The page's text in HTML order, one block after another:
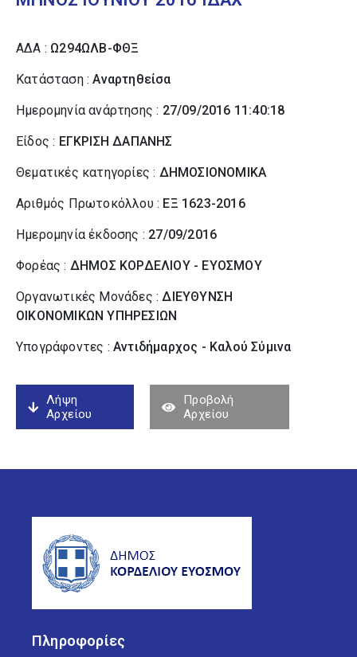
ΑΔΑ : Ω294ΩΛΒ-ΦΘΞ
Κατάσταση :Αναρτηθείσα
Ημερομηνία ανάρτησης : 27/09/2016 11:40:18
Είδος : ΕΓΚΡΙΣΗ ΔΑΠΑΝΗΣ
Θεματικές κατηγορίες : ΔΗΜΟΣΙΟΝΟΜΙΚΑ
Αριθμός Πρωτοκόλλου : ΕΞ 1623-2016
Ημερομηνία έκδοσης : 27/09/2016
Φορέας : ΔΗΜΟΣ ΚΟΡΔΕΛΙΟΥ - ΕΥΟΣΜΟΥ
Οργανωτικές Μονάδες :ΔΙΕΥΘΥΝΣΗ
ΟΙΚΟΝΟΜΙΚΩΝ ΥΠΗΡΕΣΙΩΝ
Υπογράφοντες : Αντιδήμαρχος - Καλού Σύµινα
Λήψη
Αρχείου
Προβολή
Αρχείου
Πληροφορίες